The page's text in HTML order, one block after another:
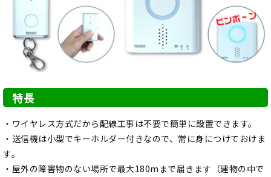
特長
・ワイヤレス方式だから配線工事は不要で簡単に設置できます。
・送信機は小型でキーホルダー付きなので、常に身につけておけま
す。
・屋外の障害物のない場所で最大180mまで届きます（建物の中で